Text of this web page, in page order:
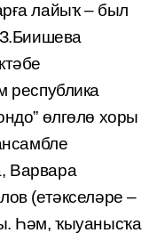
лайыҡ – был
республика
өлгөлө хоры
Варвара
(етәкселәре –
Һәм, ҡыуанысҡа